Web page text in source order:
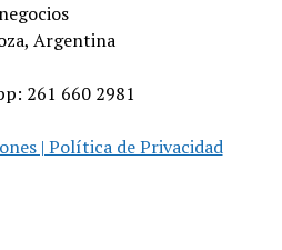
negocios
Argentina
261 660 2981
| Política de Privacidad